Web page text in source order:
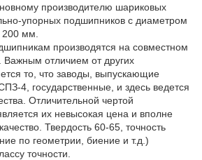
производителю шариковых
упорных подшипников с диаметром
мм.
производятся на совместном
Важным отличием от других
то, что заводы, выпускающие
4, государственные, и здесь ведется
Отличительной чертой
их невысокая цена и вполне
Твердость 60-65, точность
по геометрии, биение и т.д.)
точности.